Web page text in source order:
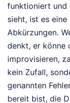
funktioniert und
sieht, ist es
Abkürzungen.
denkt, er könne
improvisieren,
kein Zufall,
genannten
bereit bist, die